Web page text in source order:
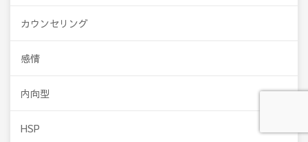
カウンセリング
感情
内向型
HSP